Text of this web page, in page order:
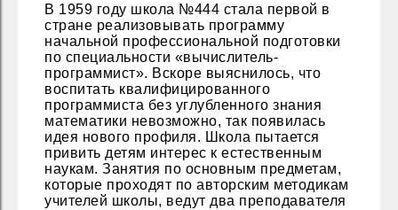
В 1959 году школа №444 стала первой в
стране реализовывать программу
начальной профессиональной подготовки
по специальности «вычислитель-
программист». Вскоре выяснилось, что
воспитать квалифицированного
программиста без углубленного знания
математики невозможно, так появилась
идея нового профиля. Школа пытается
привить детям интерес к естественным
наукам. Занятия по основным предметам,
которые проходят по авторским методикам
учителей школы, ведут два преподавателя